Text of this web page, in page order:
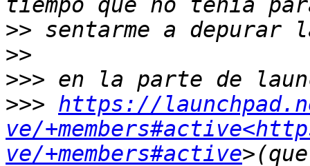
>>
>>
>>>
>>> https://
ve/
ve/+members#active